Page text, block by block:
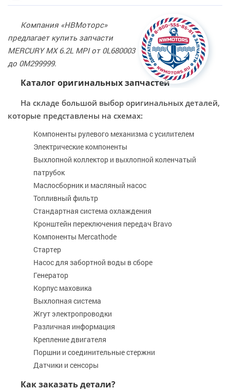
Компания «НВМоторс»
предлагает купить запчасти
MERCURY MX 6.2L MPI от 0L680003
до 0M299999.
Каталог оригинальных запчастей
На складе большой выбор оригинальных деталей,
которые представлены на схемах:
Компоненты рулевого механизма с усилителем
Электрические компоненты
Выхлопной коллектор и выхлопной коленчатый
патрубок
Маслосборник и масляный насос
Топливный фильтр
Стандартная система охлаждения
Кронштейн переключения передач Bravo
Компоненты Mercathode
Стартер
Насос для забортной воды в сборе
Генератор
Корпус маховика
Выхлопная система
Жгут электропроводки
Различная информация
Крепление двигателя
Поршни и соединительные стержни
Датчики и сенсоры
Как заказать детали?